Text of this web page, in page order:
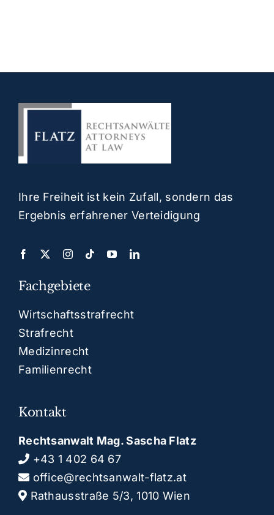
Ihre Freiheit ist kein Zufall, sondern das
Ergebnis erfahrener Verteidigung
Fachgebiete
Wirtschaftsstrafrecht
Strafrecht
Medizinrecht
Familienrecht
Kontakt
Rechtsanwalt Mag. Sascha Flatz
+43 1 402 64 67
office@rechtsanwalt-flatz.at
Rathausstraße 5/3, 1010 Wien